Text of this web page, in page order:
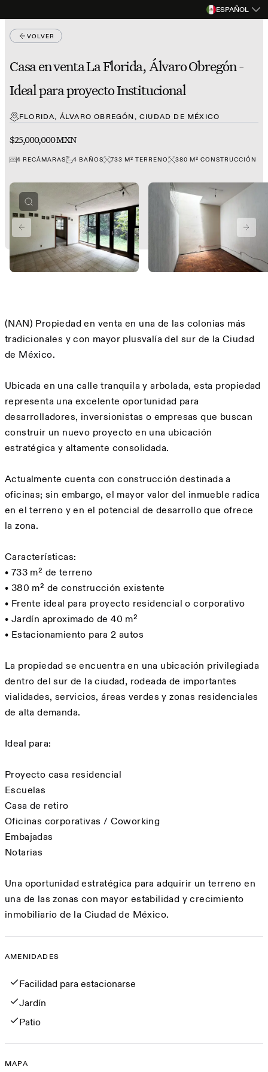
ESPAÑOL
VOLVER
Casa en venta La Florida, Álvaro Obregón -
Ideal para proyecto Institucional
FLORIDA, ÁLVARO OBREGÓN, CIUDAD DE MÉXICO
$25,000,000 MXN
4 RECÁMARAS 4 BAÑOS 733 M² TERRENO 380 M² CONSTRUCCIÓN
PREVIOUS SLIDE
Descripción
(NAN) Propiedad en venta en una de las colonias más
tradicionales y con mayor plusvalía del sur de la Ciudad
de México.
Ubicada en una calle tranquila y arbolada, esta propiedad
representa una excelente oportunidad para
desarrolladores, inversionistas o empresas que buscan
construir un nuevo proyecto en una ubicación
estratégica y altamente consolidada.
Actualmente cuenta con construcción destinada a
oficinas; sin embargo, el mayor valor del inmueble radica
en el terreno y en el potencial de desarrollo que ofrece
la zona.
Características:
• 733 m² de terreno
• 380 m² de construcción existente
• Frente ideal para proyecto residencial o corporativo
• Jardín aproximado de 40 m²
• Estacionamiento para 2 autos
La propiedad se encuentra en una ubicación privilegiada
dentro del sur de la ciudad, rodeada de importantes
vialidades, servicios, áreas verdes y zonas residenciales
de alta demanda.
Ideal para:
Proyecto casa residencial
Escuelas
Casa de retiro
Oficinas corporativas / Coworking
Embajadas
Notarias
Una oportunidad estratégica para adquirir un terreno en
una de las zonas con mayor estabilidad y crecimiento
inmobiliario de la Ciudad de México.
Amenidades
AMENIDADES
Facilidad para estacionarse
Jardín
Patio
Mapa
MAPA